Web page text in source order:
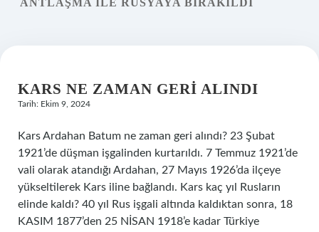
ANTLAŞMA ILE RUSYAYA BIRAKILDI
KARS NE ZAMAN GERI ALINDI
Tarih: Ekim 9, 2024
Kars Ardahan Batum ne zaman geri alındı? 23 Şubat
1921’de düşman işgalinden kurtarıldı. 7 Temmuz 1921’de
vali olarak atandığı Ardahan, 27 Mayıs 1926’da ilçeye
yükseltilerek Kars iline bağlandı. Kars kaç yıl Rusların
elinde kaldı? 40 yıl Rus işgali altında kaldıktan sonra, 18
KASIM 1877’den 25 NİSAN 1918’e kadar Türkiye